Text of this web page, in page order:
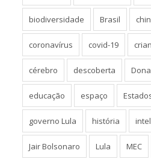
biodiversidade Brasil
coronavírus covid-19
cérebro descoberta
educação espaço
governo Lula história
Jair Bolsonaro Lula MEC